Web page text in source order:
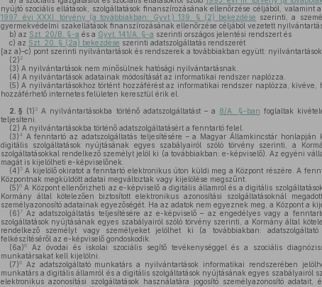
nyújtó szociális ellátások, szolgáltatások finanszírozásának ellenőrzése céljából, valamint
1997. évi XXXI. törvény (a továbbiakban: Gyvt.) 139. § (2) bekezdése szerinti, a
gyermekvédelmi szakellátások finanszírozásának ellenőrzése céljából vezetett
b) az Szt. 20/B. §-a és a Gyvt. 141/A. §-a szerinti országos jelentési rendszert és
c) az Szt. 20. § (2a) bekezdése szerinti adatszolgáltatás rendszerét
[az a)–c) pont szerinti nyilvántartások és rendszerek a továbbiakban együtt:
(2) 2
(3) A nyilvántartások nem minősülnek hatósági nyilvántartásnak.
(4) A nyilvántartások adatainak módosítását az informatikai rendszer naplózza.
(5) A nyilvántartásokhoz történt hozzáférést az informatikai rendszer naplózza, kivéve,
hozzáférhető internetes felületen keresztül érik el.
2. § (1) 3 A nyilvántartásokba történő adatszolgáltatást – a 8/A. §-ban foglaltak
teljesíteni.
(2) A nyilvántartásokba történő adatszolgáltatásért a fenntartó felel.
(3)4A fenntartó az adatszolgáltatás teljesítésére – a Magyar Államkincstár honlapján
digitális szolgáltatások nyújtásának egyes szabályairól szóló törvény szerinti, a
szolgáltatásokkal rendelkező személyt jelöl ki (a továbbiakban: e-képviselő). Az egyéni
magát is kijelölheti e-képviselőnek.
(4)5A kijelölő okiratot a fenntartó elektronikus úton küldi meg a Központ részére. A
Központnak megküldött adatai megváltoztak vagy kijelölése megszűnt.
(5)6A Központ ellenőrizheti az e-képviselő a digitális államról és a digitális
Kormány által kötelezően biztosított elektronikus azonosítási szolgáltatásoknál
személyazonosító adatainak egyezőségét. Ha az adatok nem egyeznek meg, a Központ a
(6)7Az adatszolgáltatás teljesítésére az e-képviselő – az engedélyes vagy a
szolgáltatások nyújtásának egyes szabályairól szóló törvény szerinti, a Kormány által
rendelkező személyt vagy személyeket jelölhet ki (a továbbiakban:
felkészítéséről az e-képviselő gondoskodik.
(6a)8Az óvodai és iskolai szociális segítő tevékenységgel és a szociális
munkatársakat kell kijelölni.
(7)9Az adatszolgáltató munkatárs a nyilvántartások informatikai rendszerében
munkatárs a digitális államról és a digitális szolgáltatások nyújtásának egyes szabályairól
elektronikus azonosítási szolgáltatások használatára jogosító személyazonosító